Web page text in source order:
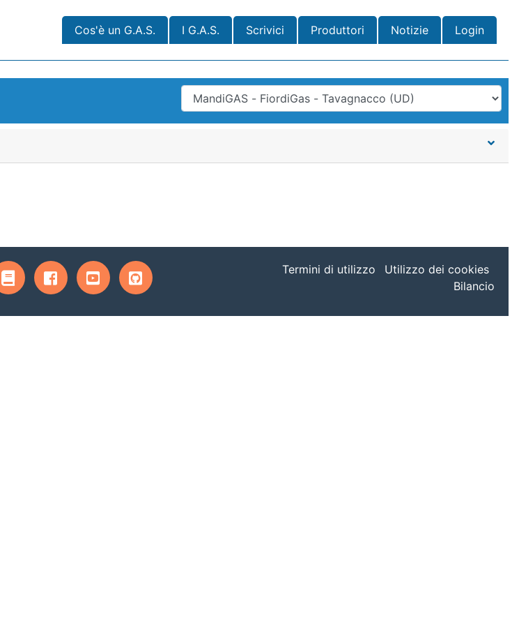
Cos'è un G.A.S. I G.A.S. Scrivici Produttori Notizie Login
Termini di utilizzo
Utilizzo dei cookies
Bilancio